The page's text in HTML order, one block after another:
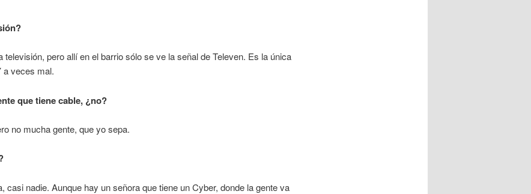
televisión, pero allí en el barrio sólo se ve la señal de Televen. Es la única
a veces mal.
que tiene cable, ¿no?
no mucha gente, que yo sepa.
casi nadie. Aunque hay un señora que tiene un Cyber, donde la gente va